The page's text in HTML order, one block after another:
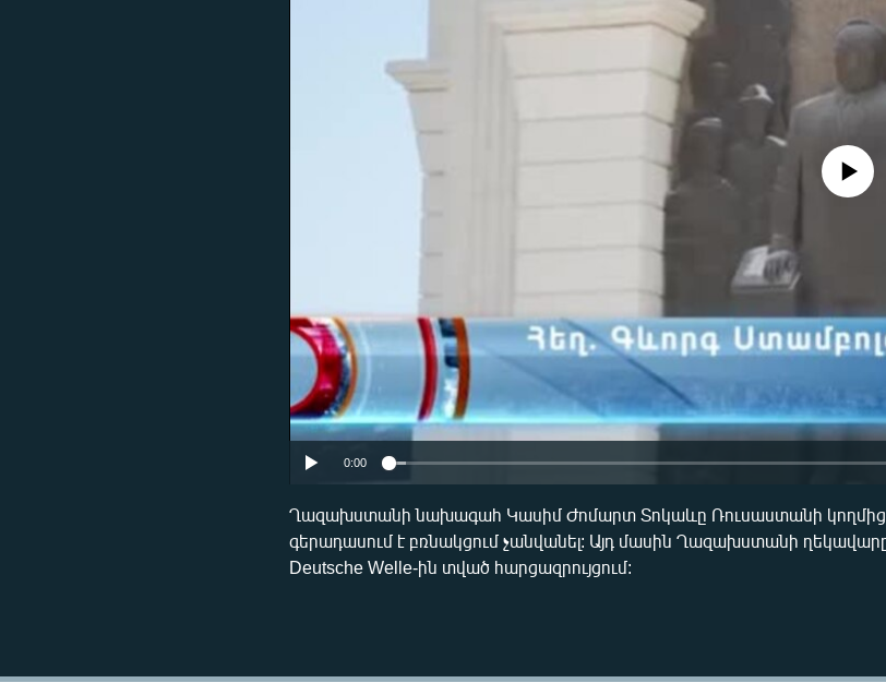
No media source
0:00
Ղազախստանի նախագահ Կասիմ Ժոմարտ Տոկաևը Ռուսաստանի կողմից
գերադասում է բռնակցում չանվանել: Այդ մասին Ղազախստանի
Deutsche Welle-ին տված հարցազրույցում: